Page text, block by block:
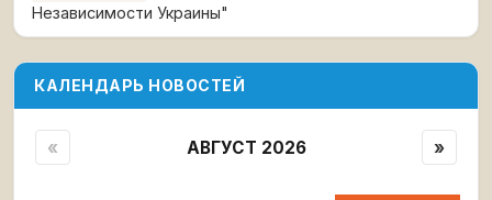
Независимости Украины"
КАЛЕНДАРЬ НОВОСТЕЙ
« АВГУСТ 2026 »